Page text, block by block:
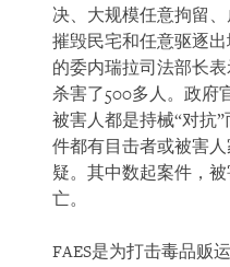
决、大规模任意拘留、
摧毁民宅和任意驱逐出
的委内瑞拉司法部长
杀害了500多人。政府
被害人都是持械“对抗
件都有目击者或被害
疑。其中数起案件，
亡。
FAES是为打击毒品贩